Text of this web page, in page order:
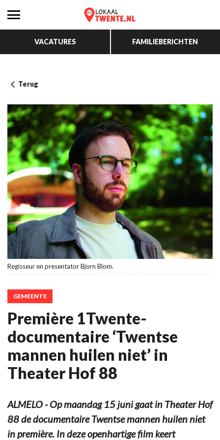
VACATURES FAMILIEBERICHTEN
Terug
Regisseur en presentator Bjorn Blom.
GEMEENTE
Première 1Twente-
documentaire ‘Twentse
mannen huilen niet’ in
Theater Hof 88
ALMELO - Op maandag 15 juni gaat in Theater Hof
88 de documentaire Twentse mannen huilen niet
in première. In deze openhartige film keert